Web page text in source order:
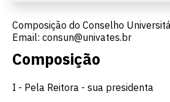
Composição do Conselho
Email: consun@univates.br
Composição
I - Pela Reitora - sua presidenta